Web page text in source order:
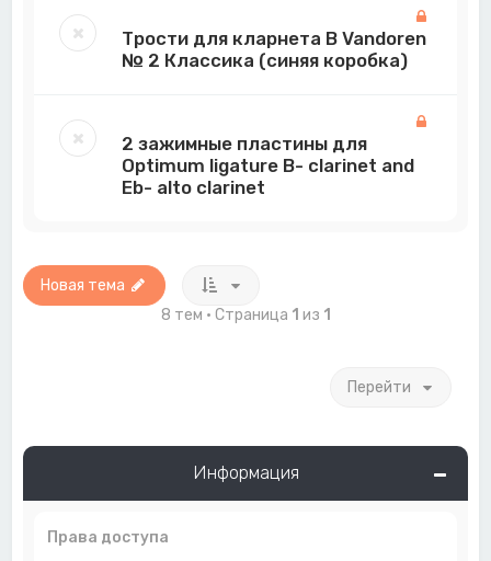
Трости для кларнета B Vandoren
№ 2 Классика (синяя коробка)
2 зажимные пластины для
Optimum ligature B- clarinet and
Eb- alto clarinet
Новая тема
8 тем • Страница 1 из 1
Перейти
Информация
Права доступа